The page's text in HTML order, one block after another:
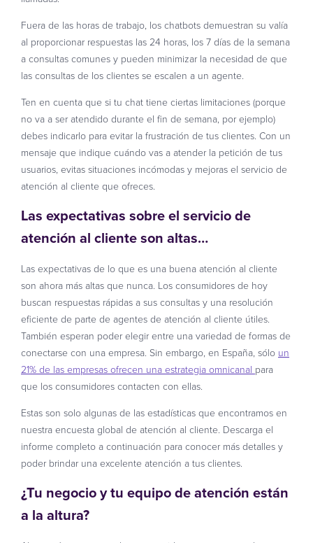
Fuera de las horas de trabajo, los chatbots demuestran su valía
al proporcionar respuestas las 24 horas, los 7 días de la semana
a consultas comunes y pueden minimizar la necesidad de que
las consultas de los clientes se escalen a un agente.
Ten en cuenta que si tu chat tiene ciertas limitaciones (porque
no va a ser atendido durante el fin de semana, por ejemplo)
debes indicarlo para evitar la frustración de tus clientes. Con un
mensaje que indique cuándo vas a atender la petición de tus
usuarios, evitas situaciones incómodas y mejoras el servicio de
atención al cliente que ofreces.
Las expectativas sobre el servicio de
atención al cliente son altas…
Las expectativas de lo que es una buena atención al cliente
son ahora más altas que nunca. Los consumidores de hoy
buscan respuestas rápidas a sus consultas y una resolución
eficiente de parte de agentes de atención al cliente útiles.
También esperan poder elegir entre una variedad de formas de
conectarse con una empresa. Sin embargo, en España, sólo un
21% de las empresas ofrecen una estrategia omnicanal para
que los consumidores contacten con ellas.
Estas son solo algunas de las estadísticas que encontramos en
nuestra encuesta global de atención al cliente. Descarga el
informe completo a continuación para conocer más detalles y
poder brindar una excelente atención a tus clientes.
¿Tu negocio y tu equipo de atención están
a la altura?